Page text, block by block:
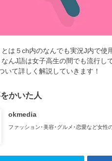
とは５ch内のなんでも実況J内で
んJ語は女子高生の間でも流行し
いて詳しく解説していきます！
かいた人
okmedia
ファッション･美容･グルメ･恋愛など女性